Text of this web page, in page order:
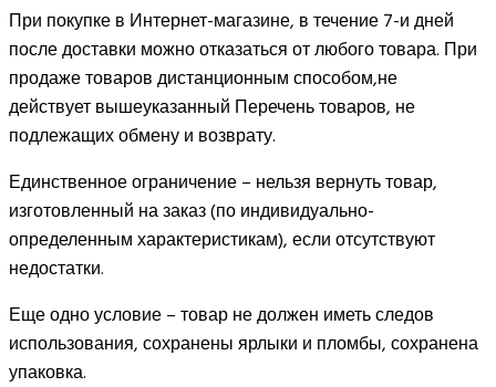
При покупке в Интернет-магазине, в течение 7-и дней
после доставки можно отказаться от любого товара. При
продаже товаров дистанционным способом,не
действует вышеуказанный Перечень товаров, не
подлежащих обмену и возврату.
Единственное ограничение – нельзя вернуть товар,
изготовленный на заказ (по индивидуально-
определенным характеристикам), если отсутствуют
недостатки.
Еще одно условие – товар не должен иметь следов
использования, сохранены ярлыки и пломбы, сохранена
упаковка.